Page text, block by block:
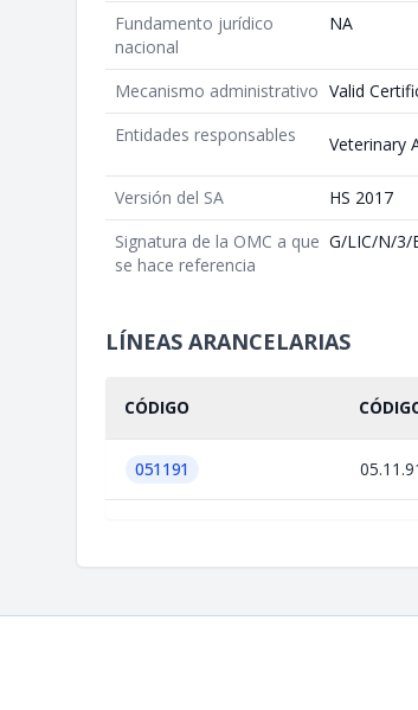
Fundamento jurídico
nacional
NA
Mecanismo administrativo Valid
Entidades responsables
Veterinary
Versión del SA
HS 2017
Signatura de la OMC a que
se hace referencia
G/LIC/N/3/
LÍNEAS ARANCELARIAS
CÓDIGO
051191